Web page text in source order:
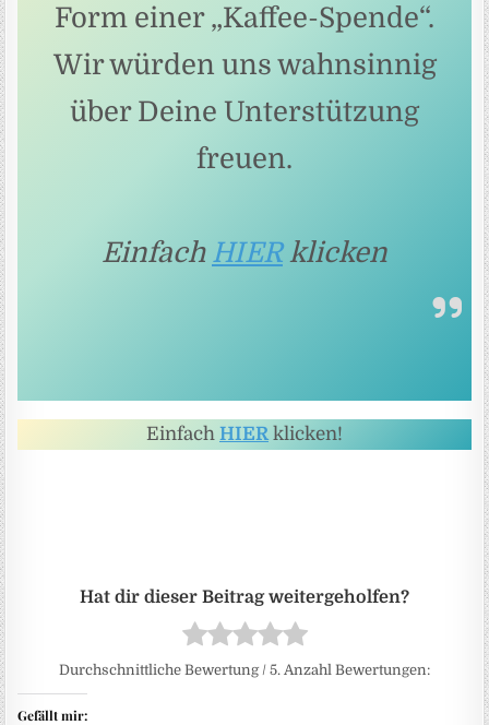
Form einer „Kaffee-Spende“.
Wir würden uns wahnsinnig
über Deine Unterstützung
freuen.
Einfach HIERklicken
Einfach HIER klicken!
Durchschnittliche Bewertung / 5. Anzahl Bewertungen:
Gefällt mir: